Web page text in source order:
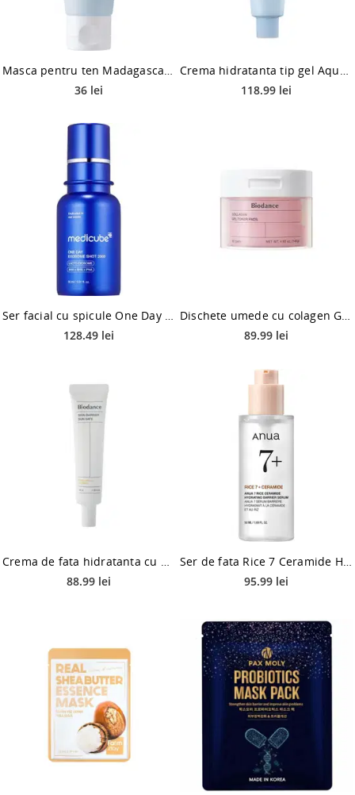
36 lei
118.99 lei
Ser facial cu spicule One Day Exosome 2000, 30ml, Medicube
128.49 lei
Dischete umede cu colagen Gel Toner Pads, 60 bucati, Biodance
89.99 lei
Crema de fata hidratanta cu SPF50+ PA++++ Skin Barrier Sun Safe, 30ml, Biodance
88.99 lei
Ser de fata Rice 7 Ceramide Hydrating Barrier, 50ml, Anua
95.99 lei